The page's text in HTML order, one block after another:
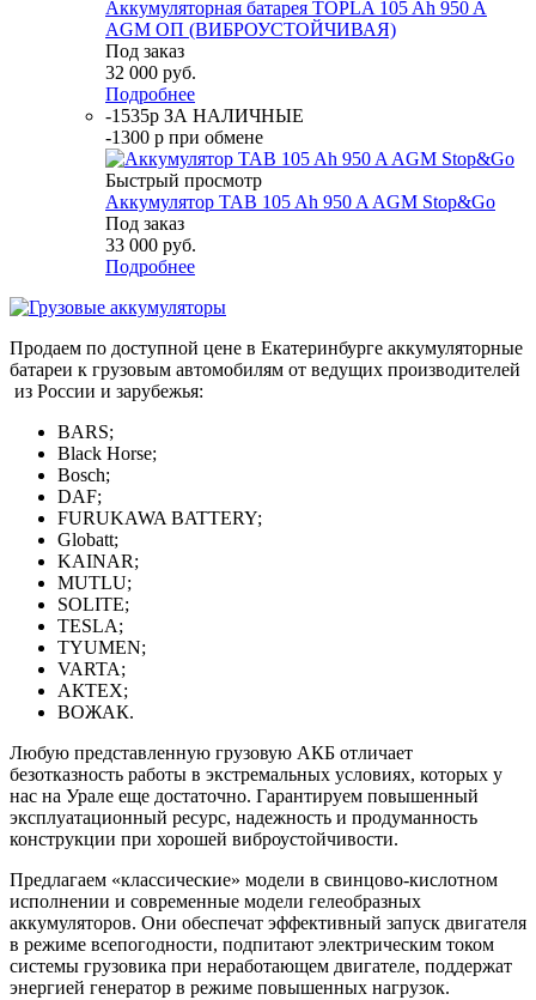
Аккумуляторная батарея TOPLA 105 Ah 950 A
AGM ОП (ВИБРОУСТОЙЧИВАЯ)
Под заказ
32 000 руб.
Подробнее
-1535р ЗА НАЛИЧНЫЕ
-1300 р при обмене
Быстрый просмотр
Аккумулятор TAB 105 Ah 950 A AGM Stop&Go
Под заказ
33 000 руб.
Подробнее
Продаем по доступной цене в Екатеринбурге аккумуляторные
батареи к грузовым автомобилям от ведущих производителей
из России и зарубежья:
BARS;
Black Horse;
Bosch;
DAF;
FURUKAWA BATTERY;
Globatt;
KAINAR;
MUTLU;
SOLITE;
TESLA;
TYUMEN;
VARTA;
АКТЕХ;
ВОЖАК.
Любую представленную грузовую АКБ отличает
безотказность работы в экстремальных условиях, которых у
нас на Урале еще достаточно. Гарантируем повышенный
эксплуатационный ресурс, надежность и продуманность
конструкции при хорошей виброустойчивости.
Предлагаем «классические» модели в свинцово-кислотном
исполнении и современные модели гелеобразных
аккумуляторов. Они обеспечат эффективный запуск двигателя
в режиме всепогодности, подпитают электрическим током
системы грузовика при неработающем двигателе, поддержат
энергией генератор в режиме повышенных нагрузок.